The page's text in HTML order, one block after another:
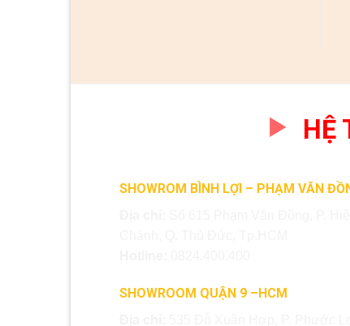
HỆ
SHOWROM BÌNH LỢI – PHẠM VĂN
SHOWROOM QUẬN 9 –HCM